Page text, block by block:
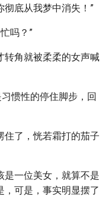
彻底从我梦中消失！”
吗？”
转角就被柔柔的女声喊
惯性的停住脚步，回
住了，恍若霜打的茄子
是一位美女，就算不是
，可是，事实明显摆了